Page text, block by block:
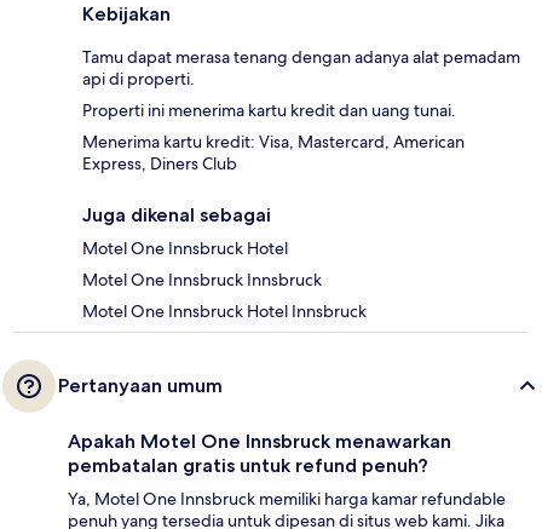
Kebijakan
Tamu dapat merasa tenang dengan adanya alat pemadam
api di properti.
Properti ini menerima kartu kredit dan uang tunai.
Menerima kartu kredit: Visa, Mastercard, American
Express, Diners Club
Juga dikenal sebagai
Motel One Innsbruck Hotel
Motel One Innsbruck Innsbruck
Motel One Innsbruck Hotel Innsbruck
Pertanyaan umum
Apakah Motel One Innsbruck menawarkan
pembatalan gratis untuk refund penuh?
Ya, Motel One Innsbruck memiliki harga kamar refundable
penuh yang tersedia untuk dipesan di situs web kami. Jika